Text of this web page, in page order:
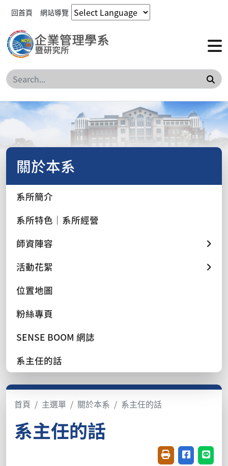
回首頁 網站導覽
搜
關於本系
系所簡介
系所特色｜系所經營
師資陣容
活動花絮
位置地圖
粉絲專頁
SENSE BOOM 網誌
系主任的話
首頁 主選單 關於本系 系主任的話
系主任的話
友善列印(開新視
分享至臉書
分享